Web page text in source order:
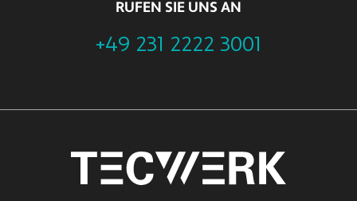
RUFEN SIE UNS AN
+49 231 2222 3001